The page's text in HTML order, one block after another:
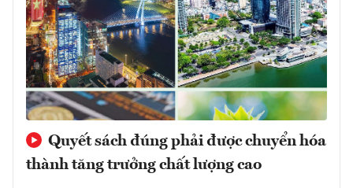
Quyết sách đúng phải được chuyển hóa
thành tăng trưởng chất lượng cao